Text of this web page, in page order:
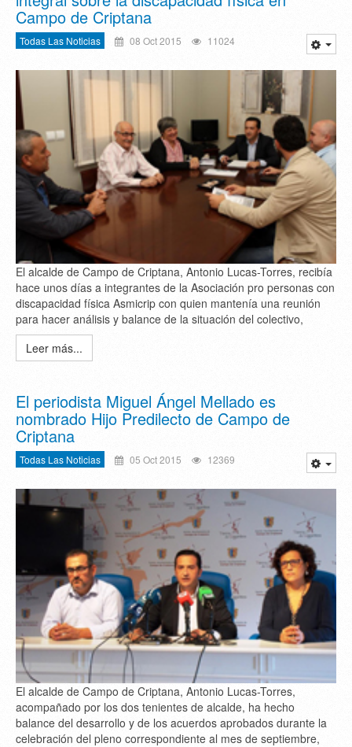
Campo de Criptana
Todas Las Noticias 08 Oct 2015 11024
El alcalde de Campo de Criptana, Antonio Lucas-Torres, recibía
hace unos días a integrantes de la Asociación pro personas con
discapacidad física Asmicrip con quien mantenía una reunión
para hacer análisis y balance de la situación del colectivo,
Leer más...
El periodista Miguel Ángel Mellado es
nombrado Hijo Predilecto de Campo de
Criptana
Todas Las Noticias 05 Oct 2015 12369
El alcalde de Campo de Criptana, Antonio Lucas-Torres,
acompañado por los dos tenientes de alcalde, ha hecho
balance del desarrollo y de los acuerdos aprobados durante la
celebración del pleno correspondiente al mes de septiembre,